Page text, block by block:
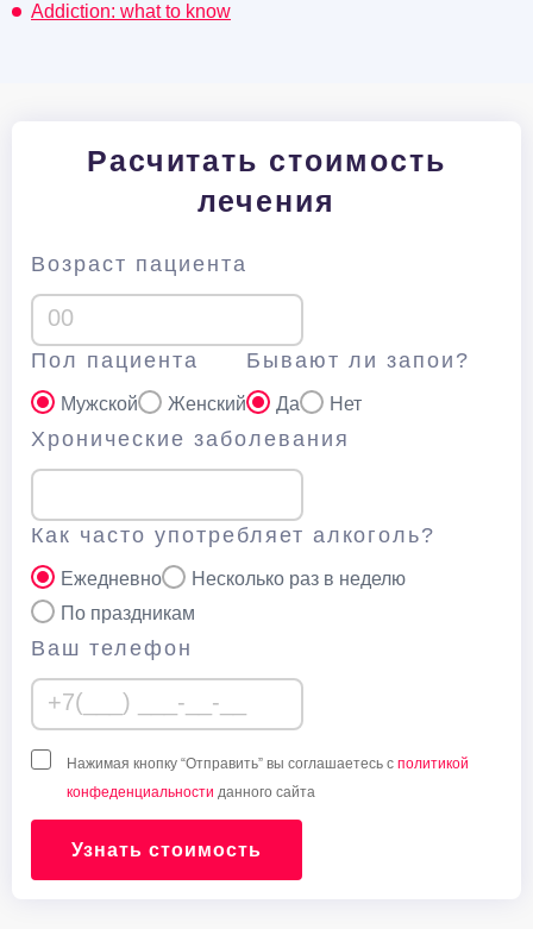
Addiction: what to know
Расчитать стоимость
лечения
Возраст пациента
Пол пациента
Мужской Женский
Бывают ли запои?
Да Нет
Хронические заболевания
Как часто употребляет алкоголь?
Ежедневно
Несколько раз в неделю
По праздникам
Ваш телефон
Нажимая кнопку “Отправить” вы соглашаетесь с политикой
конфеденциальности данного сайта
Узнать стоимость